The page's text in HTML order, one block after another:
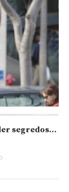
segredos...